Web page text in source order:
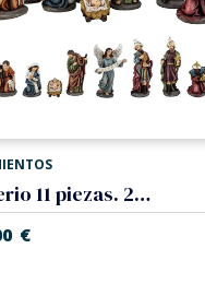
Misterio 11 piezas. 22 cm
€